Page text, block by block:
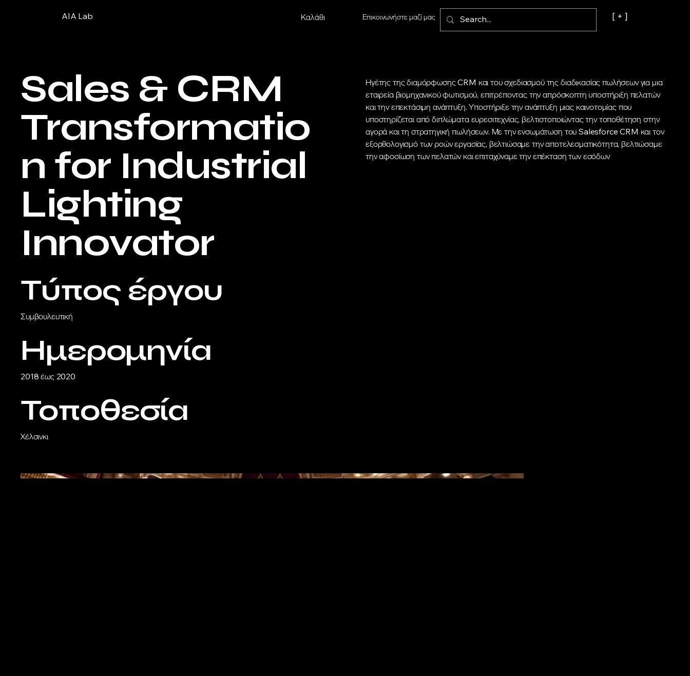
AIA Lab Καλάθι [ + ]
Επικοινωνήστε μαζί μας
Sales & CRM
Transformatio
n for Industrial
Lighting
Innovator
Τύπος έργου
Συμβουλευτική
Ημερομηνία
2018 έως 2020
Τοποθεσία
Χέλσινκι
Ηγέτης της διαμόρφωσης CRM και του σχεδιασμού της διαδικασίας πωλήσεων για μια
εταιρεία βιομηχανικού φωτισμού, επιτρέποντας την απρόσκοπτη υποστήριξη πελατών
και την επεκτάσιμη ανάπτυξη. Υποστήριξε την ανάπτυξη μιας καινοτομίας που
υποστηρίζεται από διπλώματα ευρεσιτεχνίας, βελτιστοποιώντας την τοποθέτηση στην
αγορά και τη στρατηγική πωλήσεων. Με την ενσωμάτωση του Salesforce CRM και τον
εξορθολογισμό των ροών εργασίας, βελτιώσαμε την αποτελεσματικότητα, βελτιώσαμε
την αφοσίωση των πελατών και επιταχύναμε την επέκταση των εσόδων